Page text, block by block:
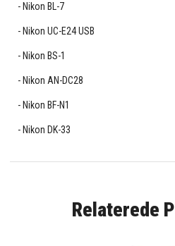
Nikon BL-7
Nikon UC-E24 USB
Nikon BS-1
Nikon AN-DC28
Nikon BF-N1
Nikon DK-33
Relaterede